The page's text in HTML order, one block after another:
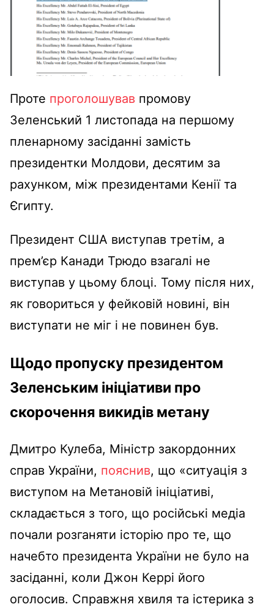
Проте проголошував промову
Зеленський 1 листопада на першому
пленарному засіданні замість
президентки Молдови, десятим за
рахунком, між президентами Кенії та
Єгипту.
Президент США виступав третім, а
прем’єр Канади Трюдо взагалі не
виступав у цьому блоці. Тому після них,
як говориться у фейковій новині, він
виступати не міг і не повинен був.
Щодо пропуску президентом
Зеленським ініціативи про
скорочення викидів метану
Дмитро Кулеба, Міністр закордонних
справ України, пояснив, що «ситуація з
виступом на Метановій ініціативі,
складається з того, що російські медіа
почали розганяти історію про те, що
начебто президента України не було на
засіданні, коли Джон Керрі його
оголосив. Справжня хвиля та істерика з